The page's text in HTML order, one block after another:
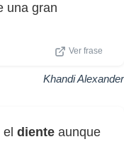
una gran
Ver frase
Khandi Alexander
diente aunque